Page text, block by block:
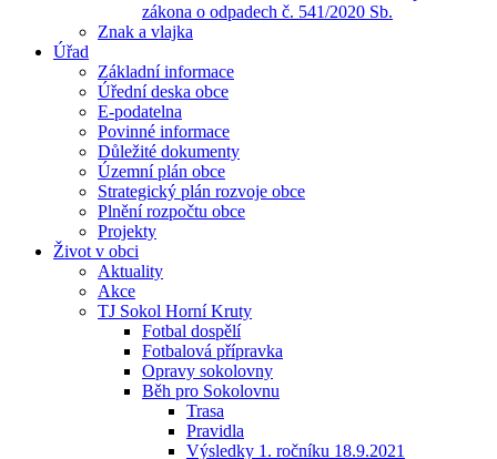
zákona o odpadech č. 541/2020 Sb.
Znak a vlajka
Úřad
Základní informace
Úřední deska obce
E-podatelna
Povinné informace
Důležité dokumenty
Územní plán obce
Strategický plán rozvoje obce
Plnění rozpočtu obce
Projekty
Život v obci
Aktuality
Akce
TJ Sokol Horní Kruty
Fotbal dospělí
Fotbalová přípravka
Opravy sokolovny
Běh pro Sokolovnu
Trasa
Pravidla
Výsledky 1. ročníku 18.9.2021